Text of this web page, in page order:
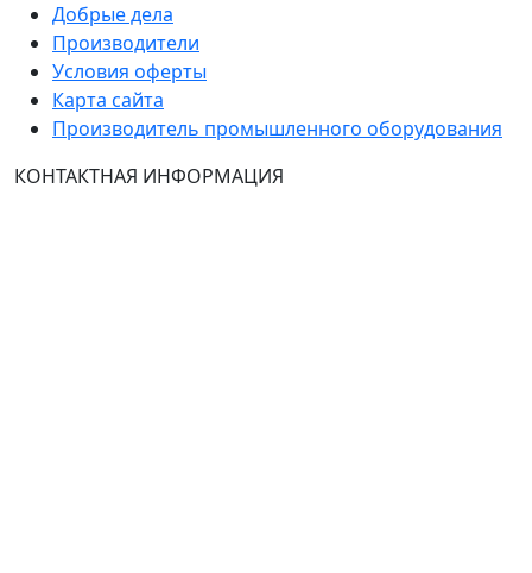
Добрые дела
Производители
Условия оферты
Карта сайта
Производитель промышленного оборудования
КОНТАКТНАЯ ИНФОРМАЦИЯ